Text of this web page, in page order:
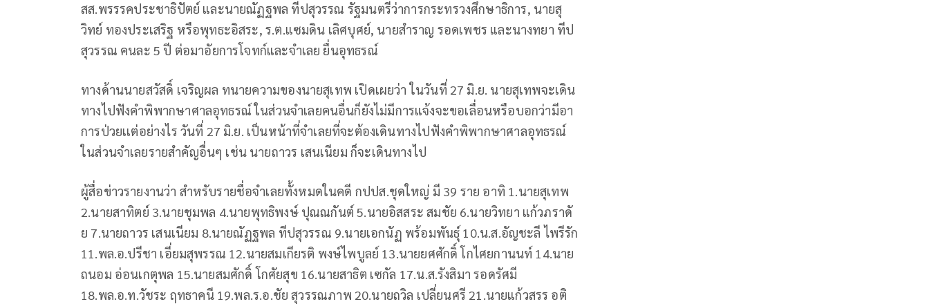
สส.พรรรคประชาธิปัตย์ และนายณัฏฐพล ทีปสุวรรณ รัฐมนตรีว่าการกระทรวงศึกษาธิการ, นายสุ
วิทย์ ทองประเสริฐ หรือพุทธะอิสระ, ร.ต.แซมดิน เลิศบุศย์, นายสำราญ รอดเพชร และนางทยา ทีป
สุวรรณ คนละ 5 ปี ต่อมาอัยการโจทก์และจำเลย ยื่นอุทธรณ์
ทางด้านนายสวัสดิ์ เจริญผล ทนายความของนายสุเทพ เปิดเผยว่า ในวันที่ 27 มิ.ย. นายสุเทพจะเดิน
ทางไปฟังคำพิพากษาศาลอุทธรณ์ ในส่วนจำเลยคนอื่นก็ยังไม่มีการแจ้งจะขอเลื่อนหรือบอกว่ามีอา
การป่วยเเต่อย่างไร วันที่ 27 มิ.ย. เป็นหน้าที่จำเลยที่จะต้องเดินทางไปฟังคำพิพากษาศาลอุทธรณ์
ในส่วนจำเลยรายสำคัญอื่นๆ เช่น นายถาวร เสนเนียม ก็จะเดินทางไป
ผู้สื่อข่าวรายงานว่า สำหรับรายชื่อจำเลยทั้งหมดในคดี กปปส.ชุดใหญ่ มี 39 ราย อาทิ 1.นายสุเทพ
2.นายสาทิตย์ 3.นายชุมพล 4.นายพุทธิพงษ์ ปุณณกันต์ 5.นายอิสสระ สมชัย 6.นายวิทยา แก้วภราดั
ย 7.นายถาวร เสนเนียม 8.นายณัฏฐพล ทีปสุวรรณ 9.นายเอกนัฏ พร้อมพันธุ์ 10.น.ส.อัญชะลี ไพรีรัก
11.พล.อ.ปรีชา เอี่ยมสุพรรณ 12.นายสมเกียรติ พงษ์ไพบูลย์ 13.นายยศศักดิ์ โกไศยกานนท์ 14.นาย
ถนอม อ่อนเกตุพล 15.นายสมศักดิ์ โกศัยสุข 16.นายสาธิต เซกัล 17.น.ส.รังสิมา รอดรัศมี
18.พล.อ.ท.วัชระ ฤทธาคนี 19.พล.ร.อ.ชัย สุวรรณภาพ 20.นายถวิล เปลี่ยนศรี 21.นายแก้วสรร อติ